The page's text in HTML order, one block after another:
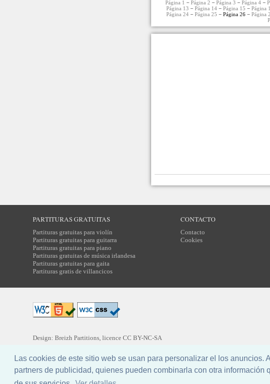
Las cookies de este sitio web se usan para personalizar el los
partners de publicidad, quienes pueden combinarla con otra
Página 1 − Página 2 − Página 3 − Página 4−
Página 13 − Página 14− Página 15 − Página
Página 24− Página 25 − Página 26 − Página
PARTITURAS GRATUITAS
Partituras gratuitas para violín
Partituras gratuitas para guitarra
Partituras gratuitas para piano
Partituras gratuitas de música irlandesa
Partituras gratuitas para gaita
Partituras gratis de villancicos
CONTACTO
Contacto
Cookies
Design: Breizh Partitions, licenceCC BY-NC-SA